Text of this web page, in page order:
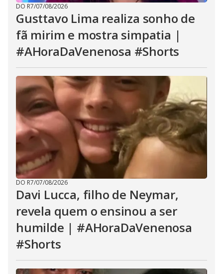
DO R7/07/08/2026
Gusttavo Lima realiza sonho de
fã mirim e mostra simpatia |
#AHoraDaVenenosa #Shorts
DO R7/07/08/2026
Davi Lucca, filho de Neymar,
revela quem o ensinou a ser
humilde | #AHoraDaVenenosa
#Shorts